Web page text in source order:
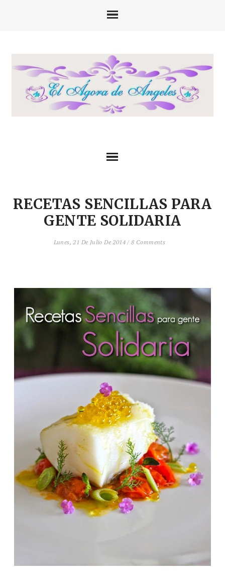
RECETAS SENCILLAS PARA
GENTE SOLIDARIA
Lunes, 21 De Julio De 2014 /8 Comments